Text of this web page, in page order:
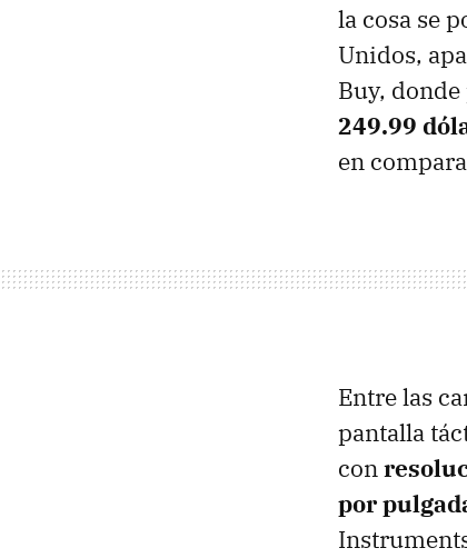
la cosa se
Unidos,
Buy,
249.99
en
Entre las
pantalla
con
por